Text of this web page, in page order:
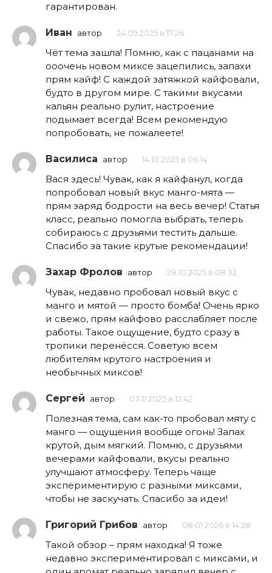
гарантирован.
Иван автор 24.09.2025 в 17:26
Чёт тема зашла! Помню, как с пацанами на
ооочень новом миксе зацепились, запахи
прям кайф! С каждой затяжкой кайфовали,
будто в другом мире. С такими вкусами
кальян реально рулит, настроение
подымает всегда! Всем рекомендую
попробовать, не пожалеете!
Василиса автор 14.10.2025 в 06:14
Вася здесь! Чувак, как я кайфанул, когда
попробовал новый вкус манго-мята —
прям заряд бодрости на весь вечер! Статья
класс, реально помогла выбрать, теперь
собираюсь с друзьями тестить дальше.
Спасибо за такие крутые рекомендации!
Захар Фролов автор 28.10.2025 в 08:32
Чувак, недавно пробовал новый вкус с
манго и мятой — просто бомба! Очень ярко
и свежо, прям кайфово расслабляет после
работы. Такое ощущение, будто сразу в
тропики перенёсся. Советую всем
любителям крутого настроения и
необычных миксов!
Сергей автор 03.11.2025 в 12:42
Полезная тема, сам как-то пробовал мяту с
манго — ощущения вообще огонь! Запах
крутой, дым мягкий. Помню, с друзьями
вечерами кайфовали, вкусы реально
улучшают атмосферу. Теперь чаще
экспериментирую с разными миксами,
чтобы не заскучать. Спасибо за идеи!
Григорий Грибов автор 08.01.2026 в 14:28
Такой обзор – прям находка! Я тоже
недавно экспериментировал с миксами, и